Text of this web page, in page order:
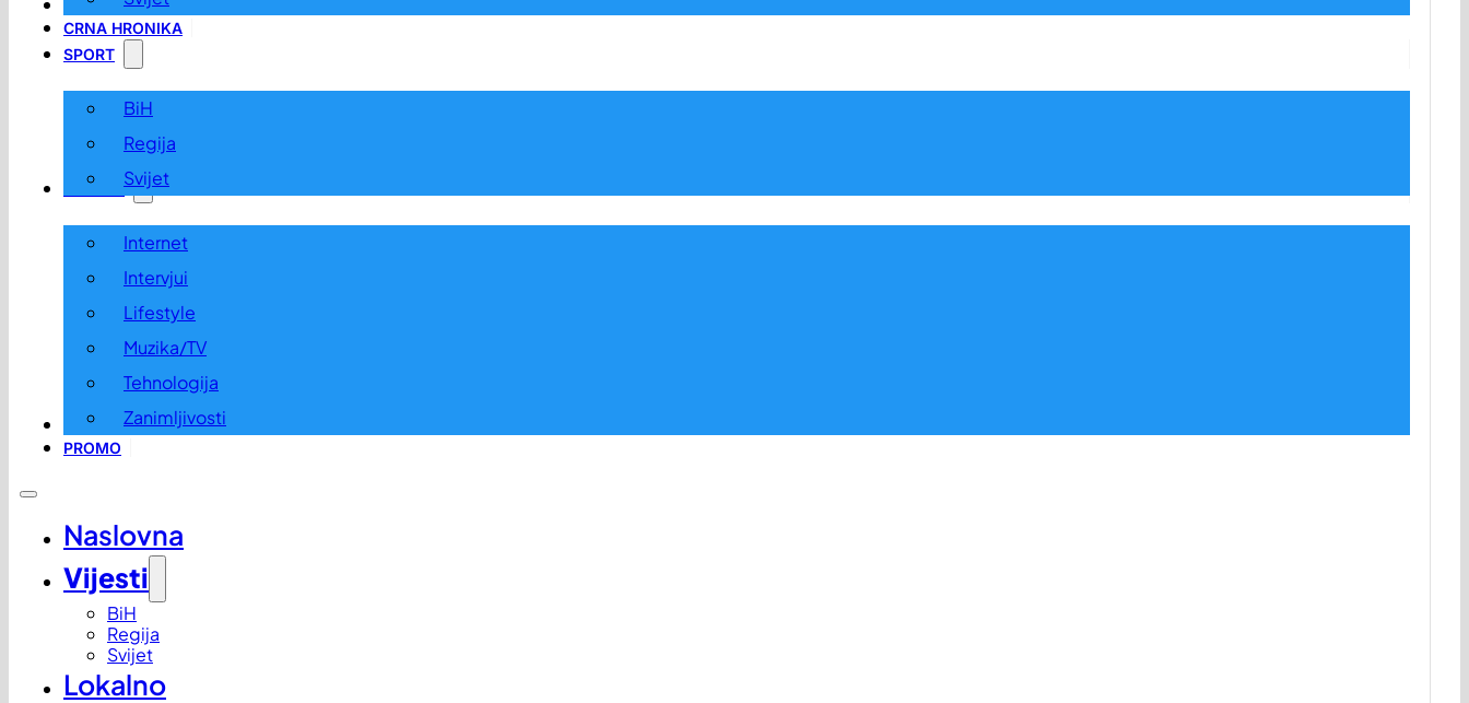
LOKALNO
CRNA HRONIKA
SPORT
BiH
Regija
Svijet
ZABAVA
Internet
Intervjui
Lifestyle
Muzika/TV
Tehnologija
Zanimljivosti
OGLASI I KONKURSI
PROMO
Naslovna
Vijesti
BiH
Regija
Svijet
Lokalno